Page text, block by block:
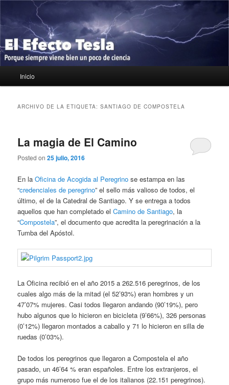
contenido
principal
contenido
secundario
El Efecto Tesla
Porque siempre viene bien un poco de ciencia
principal
Inicio
ARCHIVO DE LA ETIQUETA:SANTIAGO DE COMPOSTELA
La magia de El Camino
Posted on25 julio, 2016
En laOficina de Acogida al Peregrino se estampa en las
“credenciales de peregrino” el sello más valioso de todos, el
último, el de la Catedral de Santiago. Y se entrega a todos
aquellos que han completado elCamino de Santiago, la
“Compostela”, el documento que acredita la peregrinación a la
Tumba del Apóstol.
La Oficina recibió en el año 2015 a 262.516 peregrinos, de los
cuales algo más de la mitad (el 52’93%) eran hombres y un
47’07% mujeres. Casi todos llegaron andando (90’19%), pero
hubo algunos que lo hicieron en bicicleta (9’66%), 326 personas
(0’12%) llegaron montados a caballo y 71 lo hicieron en silla de
ruedas (0’03%).
De todos los peregrinos que llegaron a Compostela el año
pasado, un 46’64 % eran españoles. Entre los extranjeros, el
grupo más numeroso fue el de los italianos (22.151 peregrinos).